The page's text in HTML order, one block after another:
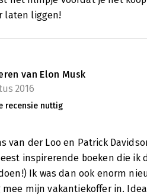
laten liggen!
van Elon Musk
2016
recensie nuttig
van der Loo en Patrick
inspirerende boeken die ik
Ik was dan ook enorm
mee mijn vakantiekoffer in.